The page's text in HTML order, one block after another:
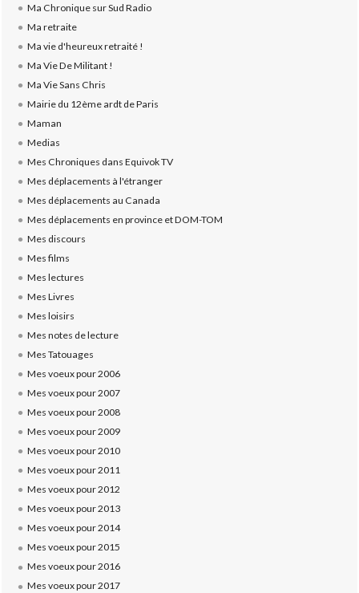
Ma Chronique sur Sud Radio
Ma retraite
Ma vie d'heureux retraité !
Ma Vie De Militant !
Ma Vie Sans Chris
Mairie du 12ème ardt de Paris
Maman
Medias
Mes Chroniques dans Equivok TV
Mes déplacements à l'étranger
Mes déplacements au Canada
Mes déplacements en province et DOM-TOM
Mes discours
Mes films
Mes lectures
Mes Livres
Mes loisirs
Mes notes de lecture
Mes Tatouages
Mes voeux pour 2006
Mes voeux pour 2007
Mes voeux pour 2008
Mes voeux pour 2009
Mes voeux pour 2010
Mes voeux pour 2011
Mes voeux pour 2012
Mes voeux pour 2013
Mes voeux pour 2014
Mes voeux pour 2015
Mes voeux pour 2016
Mes voeux pour 2017